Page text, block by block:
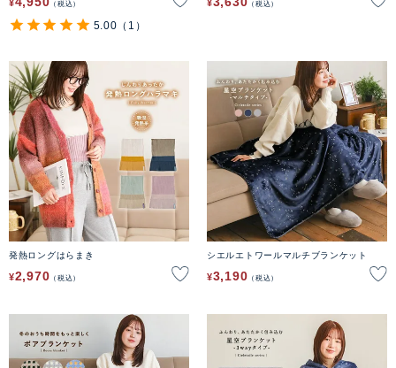
¥ 税込
5.00 （1）
¥ 税込
発熱ロングはらまき
¥2,970 税込
シエルエトワールマルチブランケット
¥3,190 税込